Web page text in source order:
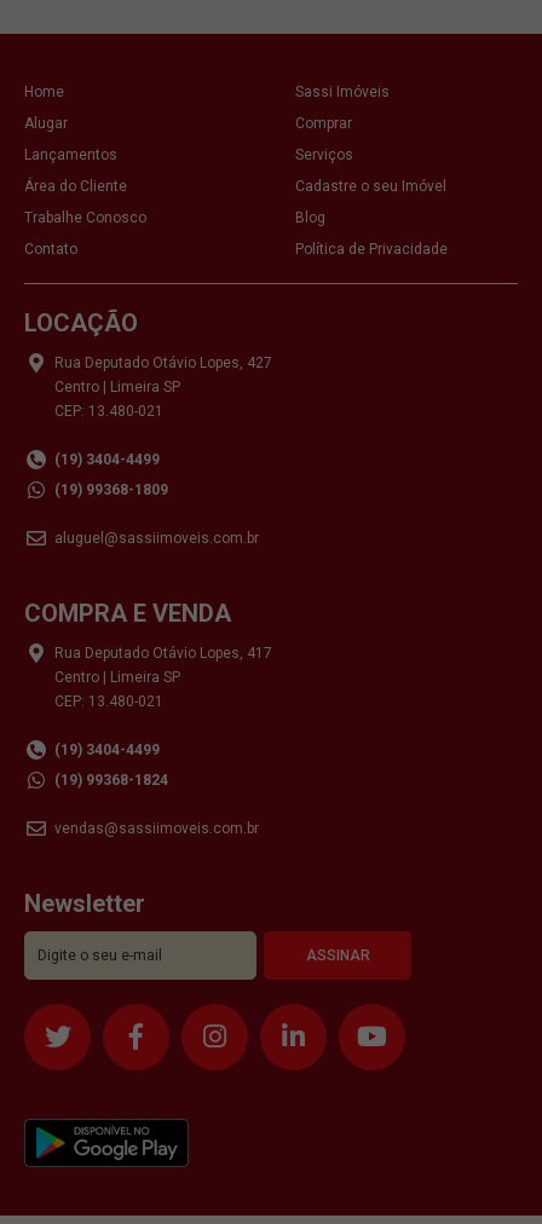
Home
Sassi Imóveis
Alugar
Comprar
Lançamentos
Serviços
Área do Cliente
Cadastre o seu Imóvel
Trabalhe Conosco
Blog
Contato
Política de Privacidade
LOCAÇÃO
Rua Deputado Otávio Lopes, 427
Centro | Limeira SP
CEP: 13.480-021
(19) 3404-4499
(19) 99368-1809
aluguel@sassiimoveis.com.br
COMPRA E VENDA
Rua Deputado Otávio Lopes, 417
Centro | Limeira SP
CEP: 13.480-021
(19) 3404-4499
(19) 99368-1824
vendas@sassiimoveis.com.br
Newsletter